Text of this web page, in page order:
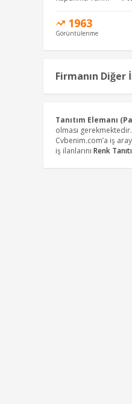
1963
Görüntülenme
Firmanın Diğer
Tanıtım Elemanı
olması
Cvbenim.com’a iş
iş ilanlarını Renk